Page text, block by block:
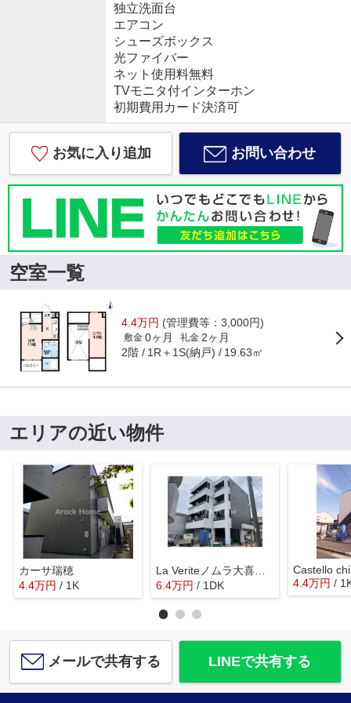
独立洗面台
エアコン
シューズボックス
光ファイバー
ネット使用料無料
TVモニタ付インターホン
初期費用カード決済可
お気に入り追加 お問い合わせ
空室一覧
4.4万円 (管理費等：3,000円)
敷金 0ヶ月 礼金 2ヶ月
2階 1R＋1S(納戸) 19.63㎡
エリアの近い物件
カーサ瑞穂
4.4万円 / 1K
La Veriteノムラ大喜新町
6.4万円 / 1DK
Castello
4.4万円 /
メールで共有する LINEで共有する